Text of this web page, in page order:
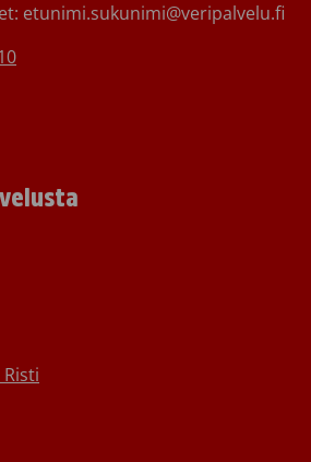
etunimi.sukunimi@veripalvelu.fi